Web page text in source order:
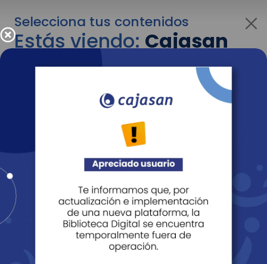
Selecciona tus contenidos
Estás viendo:Cajasan
para empresas
Para cambiar al contenido de tu interés más
adelante recuerda utilizar el menú
Entendido